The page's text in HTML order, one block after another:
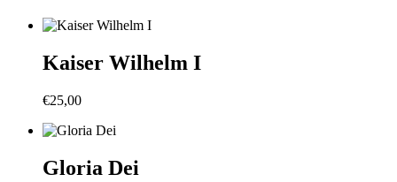
Kaiser Wilhelm I
€25,00
Gloria Dei